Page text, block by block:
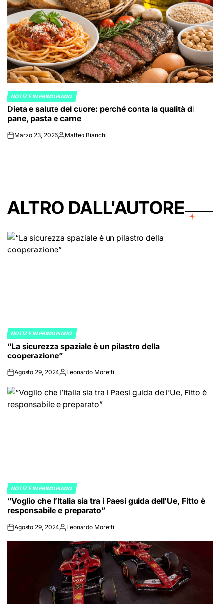
POSTED
IN
NOTIZIE IN PRIMO PIANO
Dieta e salute del cuore: perché conta la qualità di
pane, pasta e carne
onMarzo 23, 2026Posted
Matteo Bianchi
ALTRO DALL'AUTORE
POSTED
IN
NOTIZIE IN PRIMO PIANO
“La sicurezza spaziale è un pilastro della
cooperazione”
onAgosto 29, 2024Posted
Leonardo Moretti
POSTED
IN
NOTIZIE IN PRIMO PIANO
“Voglio che l’Italia sia tra i Paesi guida dell’Ue, Fitto è
responsabile e preparato”
onAgosto 29, 2024Posted
Leonardo Moretti